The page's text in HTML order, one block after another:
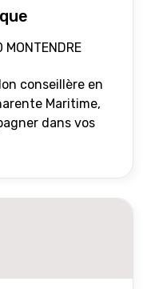
conseillère en
Maritime,
dans vos